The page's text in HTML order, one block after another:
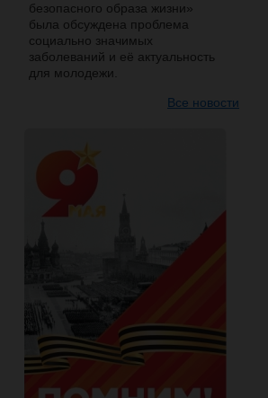
безопасного образа жизни»
была обсуждена проблема
социально значимых
заболеваний и её актуальность
для молодежи.
Все новости